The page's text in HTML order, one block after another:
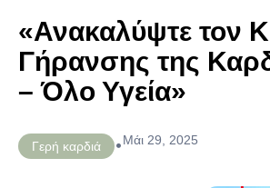
«Ανακαλύψτε τον
Γήρανσης της
– Όλο Υγεία»
Γερή καρδιά •Μάι 29, 2025